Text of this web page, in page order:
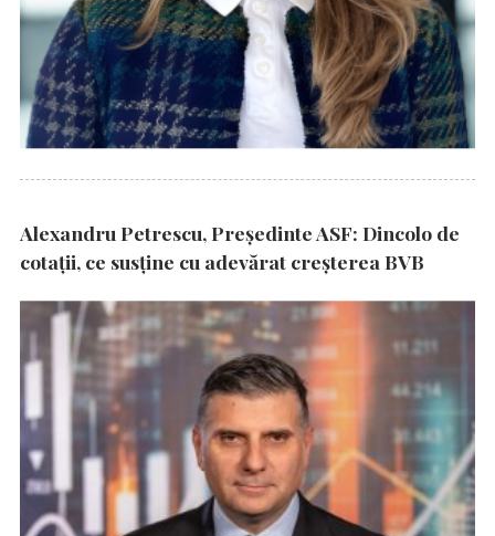
Alexandru Petrescu, Președinte ASF: Dincolo de
cotații, ce susține cu adevărat creșterea BVB